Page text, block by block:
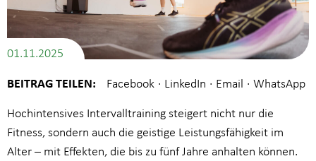
01.11.2025
BEITRAG TEILEN:
Hochintensives Intervalltraining steigert nicht nur die
Fitness, sondern auch die geistige Leistungsfähigkeit im
Alter – mit Effekten, die bis zu fünf Jahre anhalten können.